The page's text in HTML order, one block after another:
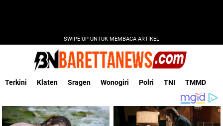
SWIPE UP UNTUK MEMBACA ARTIKEL
Terkini Klaten Sragen Wonogiri Polri TNI TMMD